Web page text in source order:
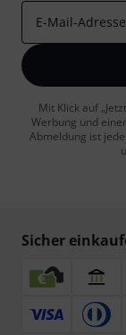
E-Mail-Adresse
Mit Klick auf
Werbung und
Abmeldung ist
Sicher